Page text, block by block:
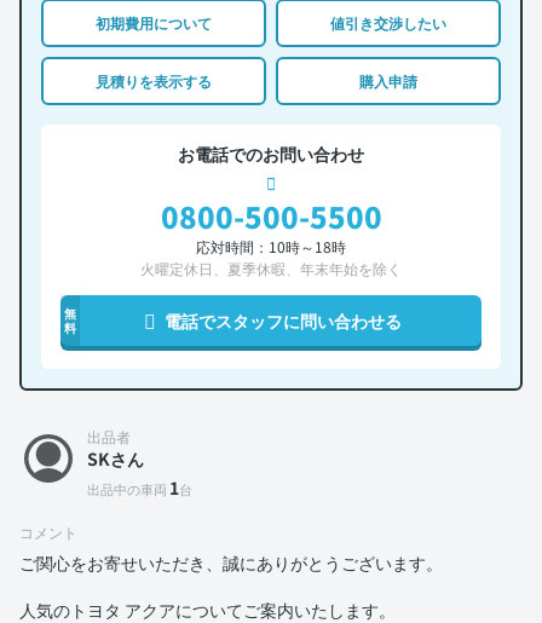
初期費用について 値引き交渉したい
見積りを表示する 購入申請
お電話でのお問い合わせ
0800-500-5500
応対時間：10時～18時
火曜定休日、夏季休暇、年末年始を除く
無
料
電話でスタッフに問い合わせる
出品者
SKさん
出品中の車両 1台
コメント
ご関心をお寄せいただき、誠にありがとうございます。
人気のトヨタ アクアについてご案内いたします。